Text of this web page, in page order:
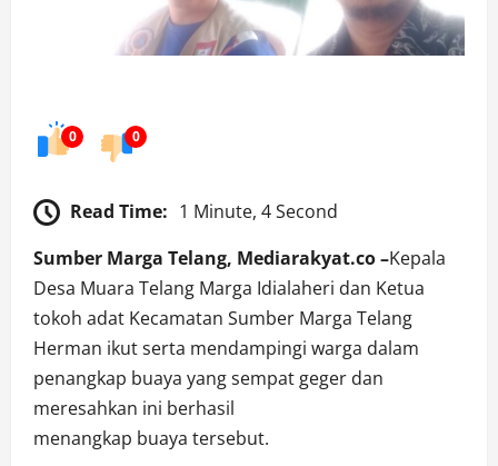
0 0
Read Time: 1 Minute, 4 Second
Sumber Marga Telang, Mediarakyat.co –Kepala
Desa Muara Telang Marga Idialaheri dan Ketua
tokoh adat Kecamatan Sumber Marga Telang
Herman ikut serta mendampingi warga dalam
penangkap buaya yang sempat geger dan
meresahkan ini berhasil
menangkap buaya tersebut.